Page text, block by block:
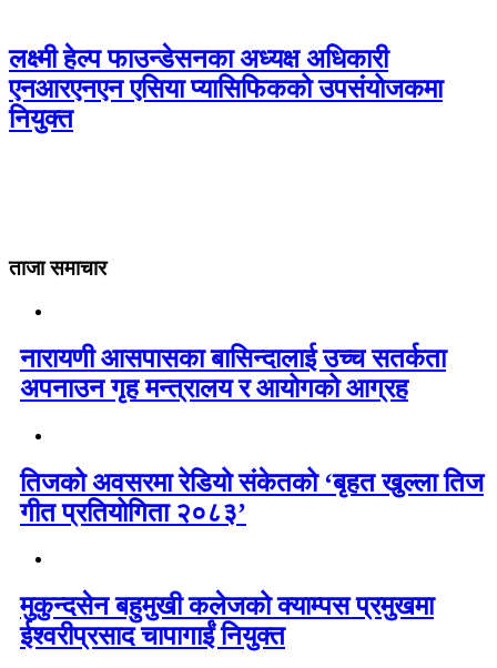
लक्ष्मी हेल्प फाउन्डेसनका अध्यक्ष अधिकारी
एनआरएनएन एसिया प्यासिफिकको उपसंयोजकमा
नियुक्त
ताजा समाचार
नारायणी आसपासका बासिन्दालाई उच्च सतर्कता
अपनाउन गृह मन्त्रालय र आयोगको आग्रह
तिजको अवसरमा रेडियो संकेतको ‘बृहत खुल्ला तिज
गीत प्रतियोगिता २०८३’
मुकुन्दसेन बहुमुखी कलेजको क्याम्पस प्रमुखमा
ईश्वरीप्रसाद चापागाईं नियुक्त